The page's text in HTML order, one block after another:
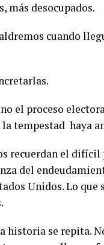
más desocupados.
cuando
el proceso
la tempestad haya
recuerdan el
del
Unidos. Lo que
historia se repita.